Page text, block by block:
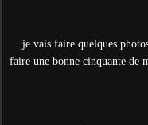
... je vais faire quelques
faire une bonne cinquante de